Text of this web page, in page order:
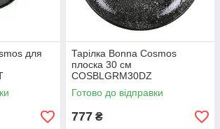
для
Тарілка Bonna Cosmos
плоска 30 см
COSBLGRM30DZ
Готово до відправки
777 ₴